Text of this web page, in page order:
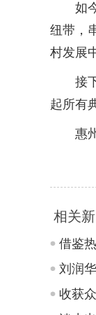
如今
纽带，
村发展
接下
起所有
惠州
相关
借鉴
刘润
收获